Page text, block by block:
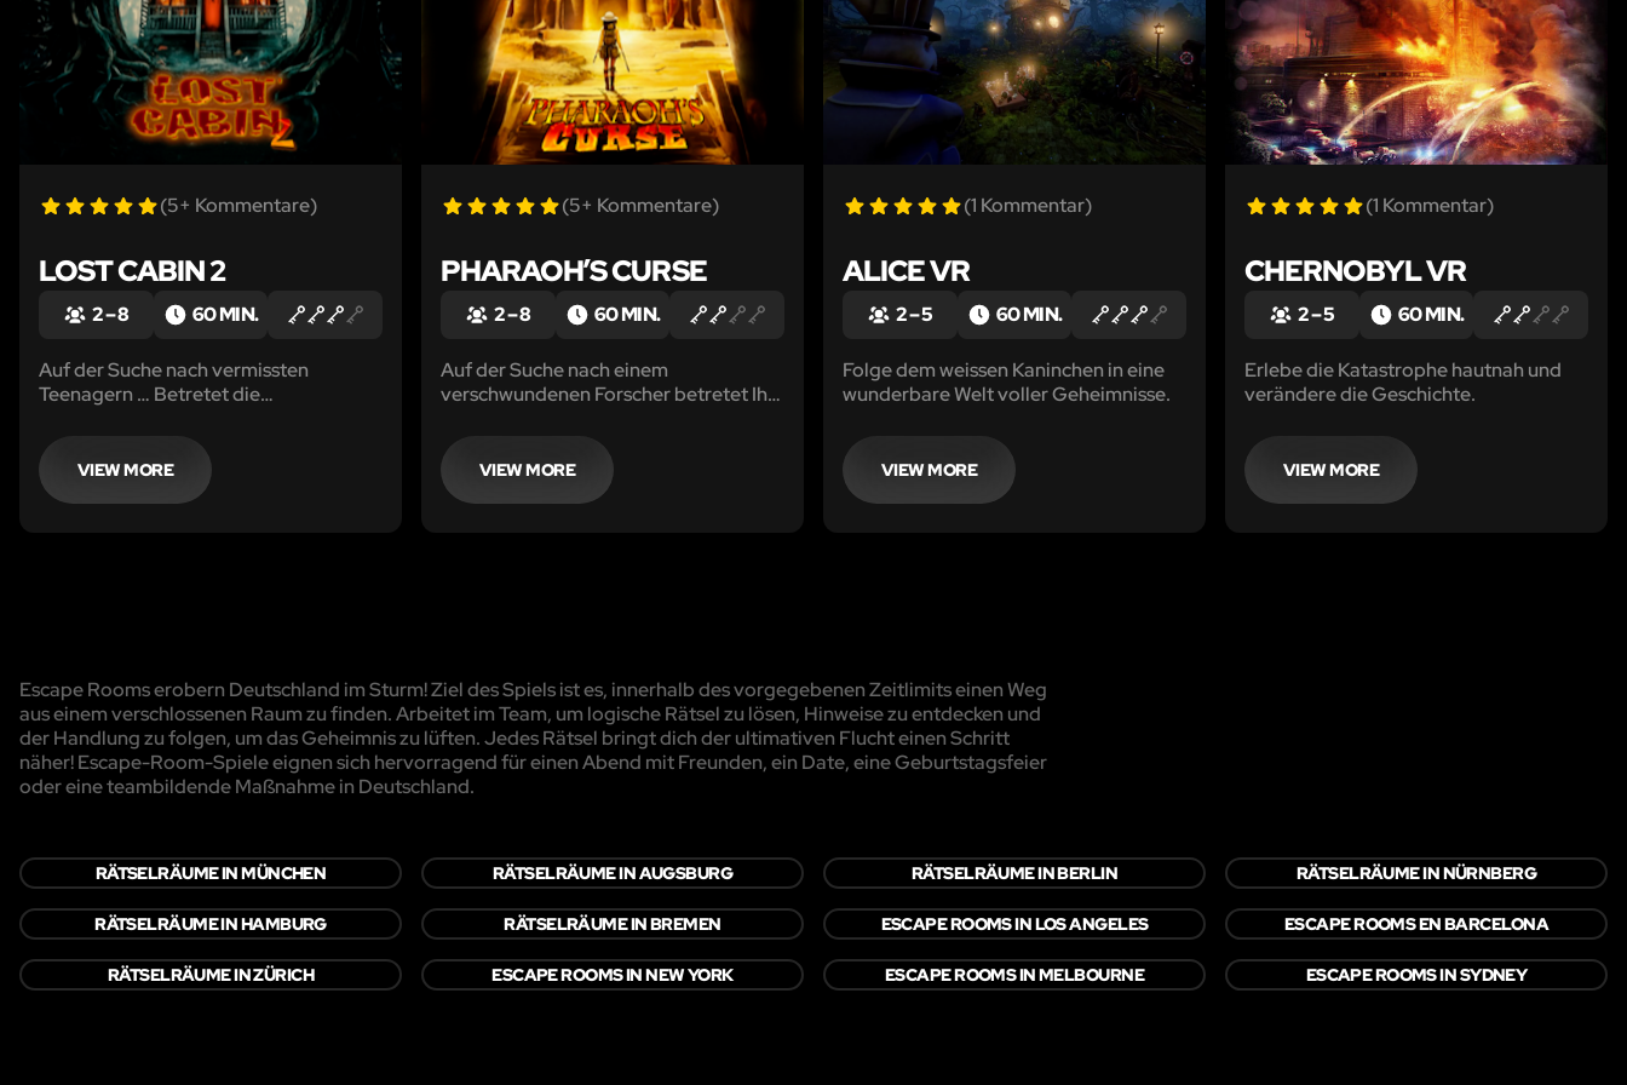
(5+ Kommentare)
LOST CABIN 2
2 – 8 60 MIN.
Auf der Suche nach vermissten
Teenagern … Betretet die
VIEW MORE
(5+ Kommentare)
PHARAOH’S CURSE
2 – 8 60 MIN.
Auf der Suche nach einem
verschwundenen Forscher betretet Ihr
Pharao. Euch bleibt nur eine Stunde
Zeit, alle Hindernisse zu überwinden...
VIEW MORE
(1 Kommentar)
ALICE VR
2 – 5 60 MIN.
Folge dem weissen Kaninchen in eine
wunderbare Welt voller Geheimnisse.
VIEW MORE
(1 Kommentar)
CHERNOBYL VR
2 – 5 60 MIN.
Erlebe die Katastrophe hautnah und
verändere die Geschichte.
VIEW MORE
Escape Rooms erobern Deutschland im Sturm! Ziel des Spiels ist es, innerhalb des vorgegebenen Zeitlimits einen Weg
aus einem verschlossenen Raum zu finden. Arbeitet im Team, um logische Rätsel zu lösen, Hinweise zu entdecken und
der Handlung zu folgen, um das Geheimnis zu lüften. Jedes Rätsel bringt dich der ultimativen Flucht einen Schritt
näher! Escape-Room-Spiele eignen sich hervorragend für einen Abend mit Freunden, ein Date, eine Geburtstagsfeier
oder eine teambildende Maßnahme in Deutschland.
RÄTSELRÄUME IN MÜNCHEN RÄTSELRÄUME IN AUGSBURG RÄTSELRÄUME IN BERLIN RÄTSELRÄUME IN NÜRNBERG
RÄTSELRÄUME IN HAMBURG RÄTSELRÄUME IN BREMEN ESCAPE ROOMS IN LOS ANGELES ESCAPE ROOMS EN BARCELONA
RÄTSELRÄUME IN ZÜRICH ESCAPE ROOMS IN NEW YORK ESCAPE ROOMS IN MELBOURNE ESCAPE ROOMS IN SYDNEY